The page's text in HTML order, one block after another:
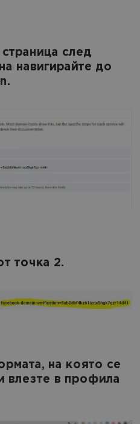
след
навигирайте до
точка 2.
на която се
влезте в профила